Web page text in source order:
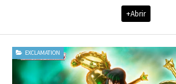
+Abrir
EXCLAMATION